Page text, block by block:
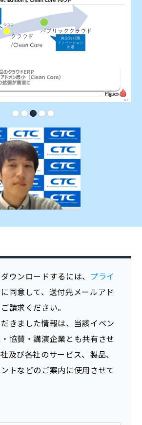
ウンロードするには、 プライ
に同意して、送付先メールアド
請求ください。
きました情報は、当該イベン
協賛・講演企業とも共有させ
及び各社のサービス、製品、
トなどのご案内に使用させて